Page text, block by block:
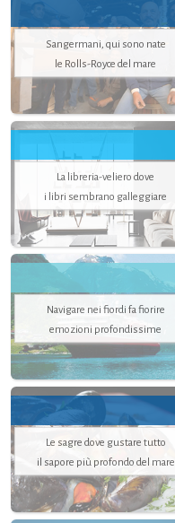
Sangermani, qui sono nate
le Rolls-Royce del mare
La libreria-veliero dove
i libri sembrano galleggiare
Navigare nei fiordi fa fiorire
emozioni profondissime
Le sagre dove gustare tutto
il sapore più profondo del mare